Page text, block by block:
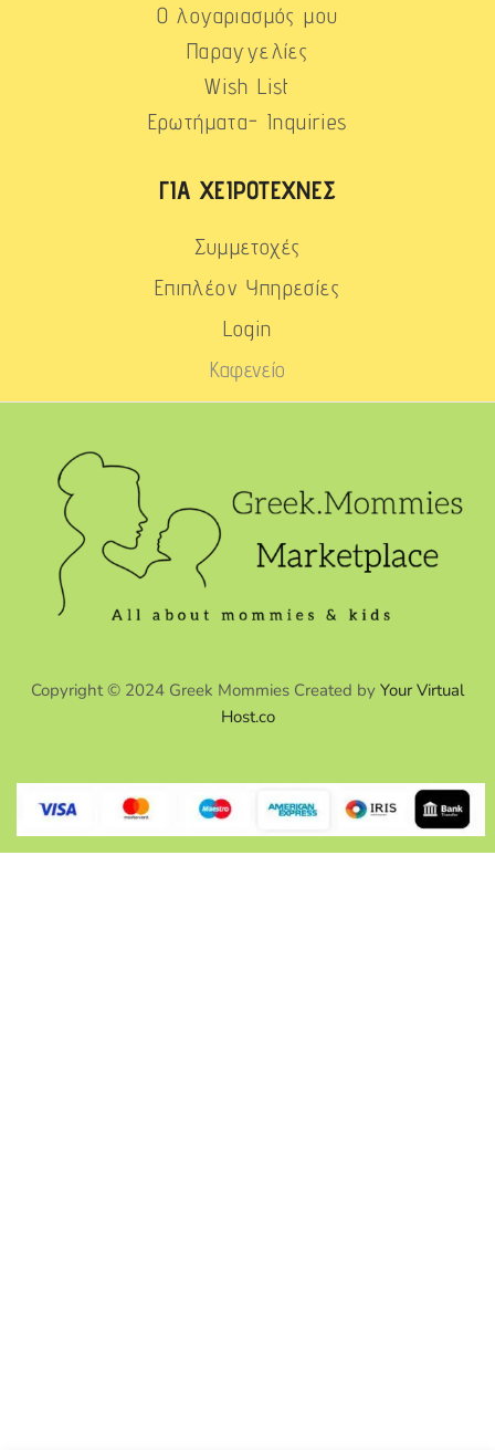
Ο λογαριασμός μου
Παραγγελίες
Wish List
Ερωτήματα- Inquiries
ΓΙΑ ΧΕΙΡΟΤΈΧΝΕΣ
Συμμετοχές
Επιπλέον Υπηρεσίες
Login
Καφενείο
Copyright © 2024 Greek Mommies Created by Your Virtual
Host.co